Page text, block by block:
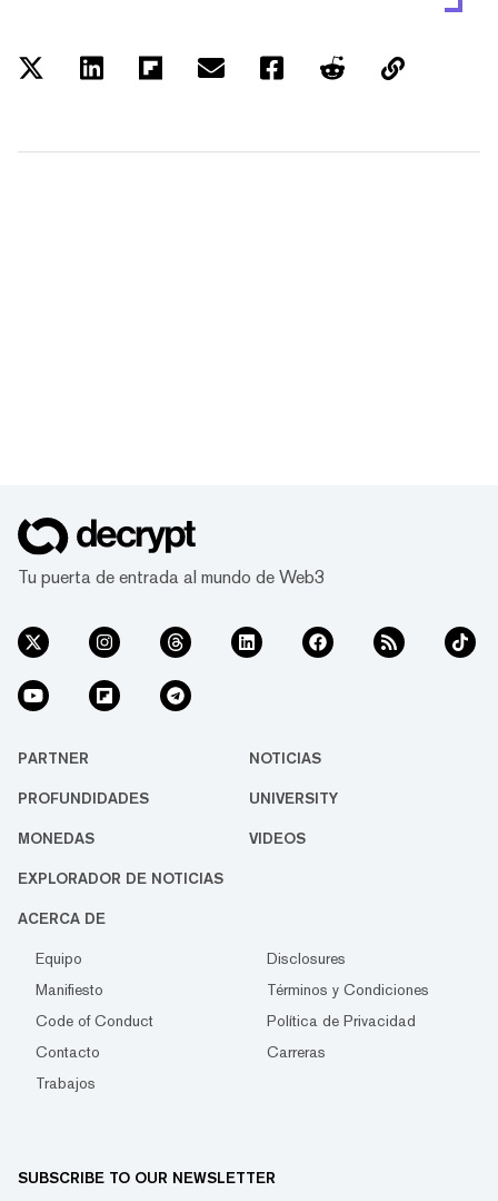
Tu puerta de entrada al mundo de Web3
PARTNER NOTICIAS
PROFUNDIDADES UNIVERSITY
MONEDAS VIDEOS
EXPLORADOR DE NOTICIAS
ACERCA DE
Equipo
Disclosures
Manifiesto
Términos y Condiciones
Code of Conduct
Política de Privacidad
Contacto
Carreras
Trabajos
SUBSCRIBE TO OUR NEWSLETTER